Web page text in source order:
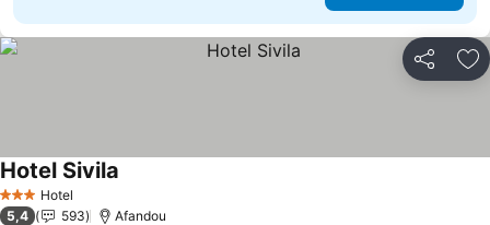
Sdílet
3 Počet hvězdiček
Hotel
Hotel Sivila
5,4 593 Afandou